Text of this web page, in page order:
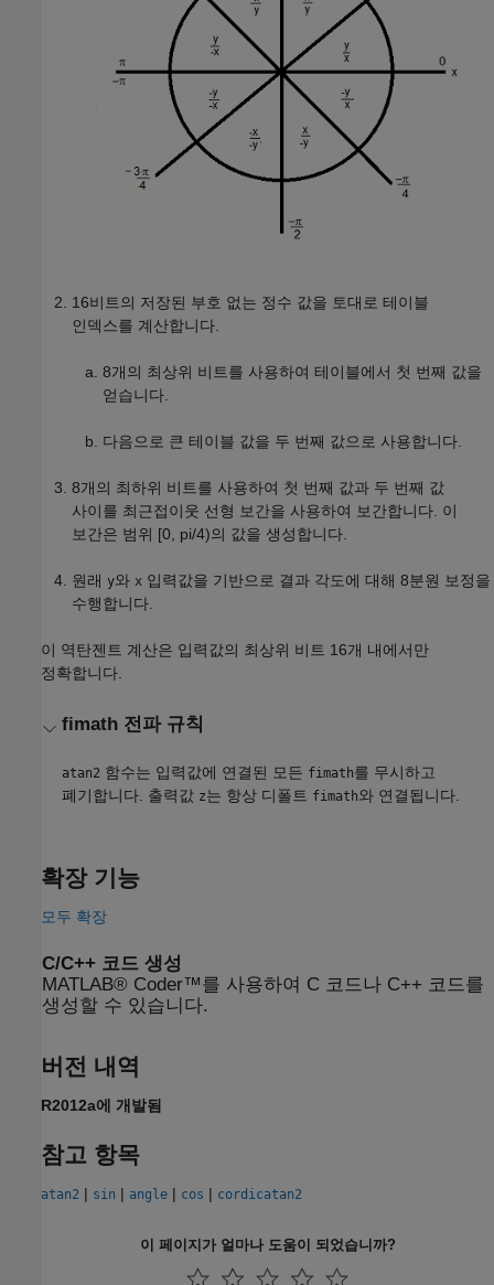
16비트의 저장된 부호 없는 정수 값을 토대로 테이블
인덱스를 계산합니다.
8개의 최상위 비트를 사용하여 테이블에서 첫 번째 값을
얻습니다.
다음으로 큰 테이블 값을 두 번째 값으로 사용합니다.
8개의 최하위 비트를 사용하여 첫 번째 값과 두 번째 값
사이를 최근접이웃 선형 보간을 사용하여 보간합니다. 이
보간은 범위 [0, pi/4)의 값을 생성합니다.
원래 y와 x 입력값을 기반으로 결과 각도에 대해 8분원 보정을
수행합니다.
이 역탄젠트 계산은 입력값의 최상위 비트 16개 내에서만
정확합니다.
fimath 전파 규칙
atan2 함수는 입력값에 연결된 모든 fimath를 무시하고
폐기합니다. 출력값 z는 항상 디폴트 fimath와 연결됩니다.
확장 기능
모두 확장
C/C++ 코드 생성
MATLAB® Coder™를 사용하여 C 코드나 C++ 코드를
생성할 수 있습니다.
버전 내역
R2012a에 개발됨
참고 항목
atan2 | sin | angle | cos | cordicatan2
이 페이지가 얼마나 도움이 되었습니까?